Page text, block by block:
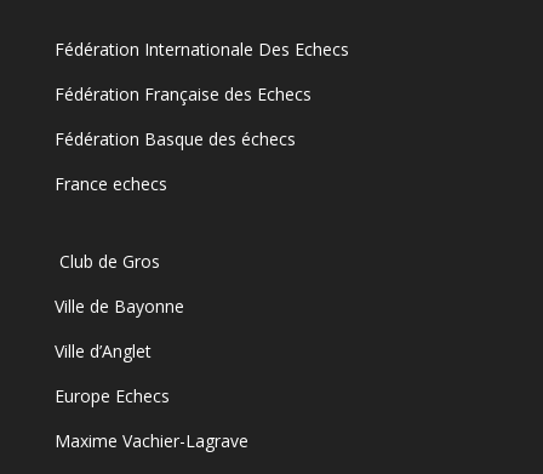
Fédération Internationale Des Echecs
Fédération Française des Echecs
Fédération Basque des échecs
France echecs
Club de Gros
Ville de Bayonne
Ville d’Anglet
Europe Echecs
Maxime Vachier-Lagrave